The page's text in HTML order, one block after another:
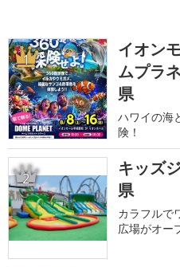
1
イオン
ムプラ
県
ハワイの海
険！
2
キッズ
県
カラフルで
広場がオー